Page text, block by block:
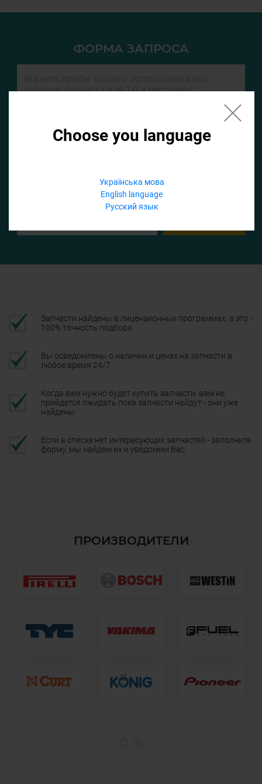
Choose you language
Українська мова
English language
Русский язык
ФОРМА ЗАПРОСА
Запчасти найдены в лицензионных программах, а это -
100% точность подбора
Вы осведомлены о наличии и ценах на запчасти в
любое время 24/7
Когда вам нужно будет купить запчасти, вам не
прийдется ожидать пока запчасти найдут - они уже
найдены
Если в списке нет интересующих запчастей - заполните
форму, мы найдем их и уведомим Вас
ПРОИЗВОДИТЕЛИ